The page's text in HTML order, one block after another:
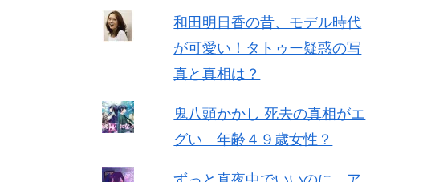
和田明日香の昔、モデル時代
が可愛い！タトゥー疑惑の写
真と真相は？
鬼八頭かかし 死去の真相がエ
グい 年齢４９歳女性？